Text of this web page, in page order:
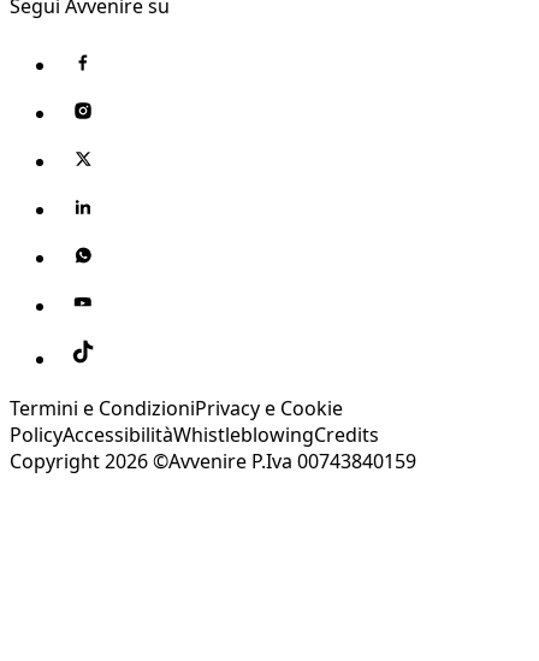
Segui Avvenire su
Termini e CondizioniPrivacy e Cookie
PolicyAccessibilitàWhistleblowingCredits
Copyright 2026 ©Avvenire P.Iva 00743840159